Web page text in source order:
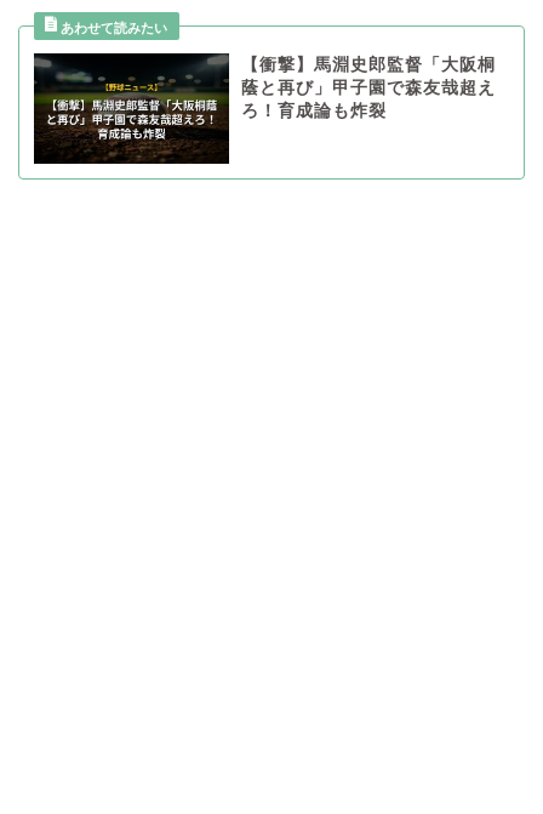
【衝撃】馬淵史郎監督「大阪桐
蔭と再び」甲子園で森友哉超え
ろ！育成論も炸裂